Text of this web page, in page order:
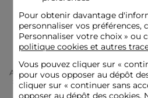
PRÊTE À CRAQUER ?
Accueil Vêtements Femme
Body Femme
Pour obtenir davantage
personnaliser vos préférences,
Personnaliser votre choix » ou
politique cookies et autres
Vous pouvez cliquer sur «
pour vous opposer au dépôt
cliquer sur « continuer sans